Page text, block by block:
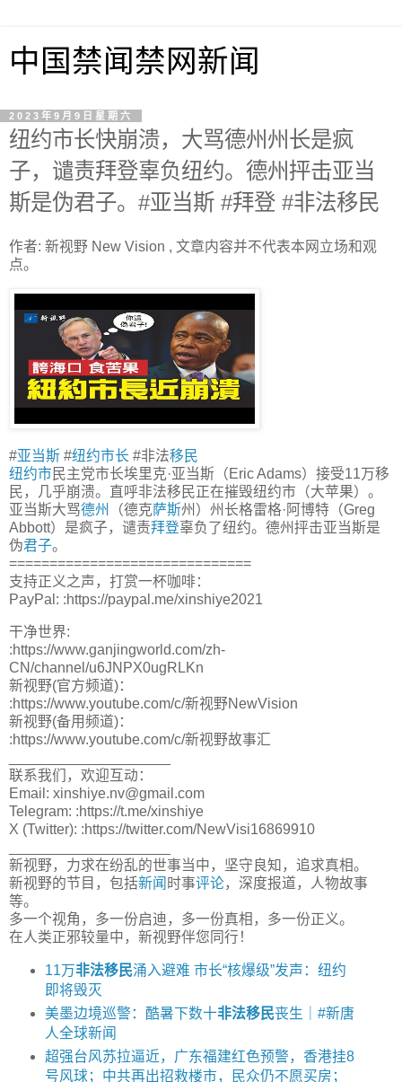
中国禁闻禁网新闻
2023年9月9日星期六
纽约市长快崩溃，大骂德州州长是疯
子，谴责拜登辜负纽约。德州抨击亚当
斯是伪君子。#亚当斯 #拜登 #非法移民
作者: 新视野 New Vision , 文章内容并不代表本网立场和观
点。
#亚当斯 #纽约市长 #非法移民
纽约市 民主党市长埃里克·亚当斯（Eric Adams）接受11万移
民，几乎崩溃。直呼非法移民正在摧毁纽约市（大苹果）。
亚当斯大骂德州 （德克萨斯州）州长格雷格·阿博特（Greg
Abbott）是疯子，谴责拜登辜负了纽约。德州抨击亚当斯是
伪君子。
==============================
支持正义之声，打赏一杯咖啡：
PayPal: :https://paypal.me/xinshiye2021
干净世界:
:https://www.ganjingworld.com/zh-
CN/channel/u6JNPX0ugRLKn
新视野(官方频道)：
:https://www.youtube.com/c/新视野NewVision
新视野(备用频道)：
:https://www.youtube.com/c/新视野故事汇
联系我们，欢迎互动：
Email: xinshiye.nv@gmail.com
Telegram: :https://t.me/xinshiye
X (Twitter): :https://twitter.com/NewVisi16869910
新视野，力求在纷乱的世事当中，坚守良知，追求真相。
新视野的节目，包括新闻 时事评论，深度报道，人物故事
等。
多一个视角，多一份启迪，多一份真相，多一份正义。
在人类正邪较量中，新视野伴您同行！
11万非法移民涌入避难 市长“核爆级”发声：纽约
即将毁灭
美墨边境巡警：酷暑下数十非法移民丧生｜#新唐
人全球新闻
超强台风苏拉逼近，广东福建红色预警，香港挂8
号风球；中共再出招救楼市，民众仍不愿买房；